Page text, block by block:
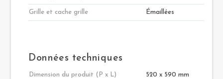
Grille et cache grille Émaillées
Données techniques
Dimension du produit (P x L) 520 x 590 mm